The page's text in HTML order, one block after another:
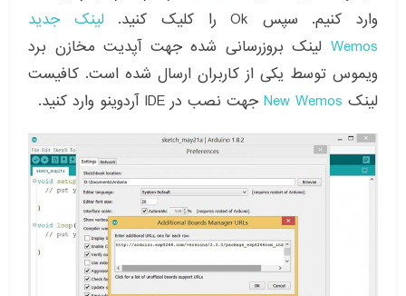
وارد کنیم. سپس Ok را کلیک کنید.
لینک جدید
Wemos لینک بروزرسانی شده جهت آپدیت مخازن برد
ویموس توسط یکی از کاربران ارسال شده است. کافیست
لینک New Wemos جهت نصب در IDE آردوینو وارد کنید.